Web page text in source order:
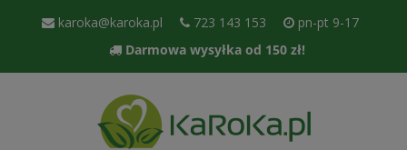
karoka@karoka.pl 723 143 153
pn-pt 9-17
Darmowa wysyłka od 150 zł!